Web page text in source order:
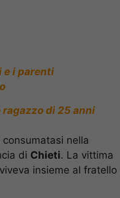
e i parenti
di 25 anni
nella
di Chieti. La vittima
insieme al fratello